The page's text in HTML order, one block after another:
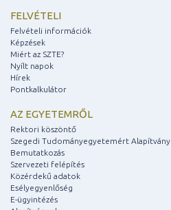
FELVÉTELI
Felvételi információk
Képzések
Miért az SZTE?
Nyílt napok
Hírek
Pontkalkulátor
AZ EGYETEMRŐL
Rektori köszöntő
Szegedi Tudományegyetemért Alapítvány
Bemutatkozás
Szervezeti felépítés
Közérdekű adatok
Esélyegyenlőség
E-ügyintézés